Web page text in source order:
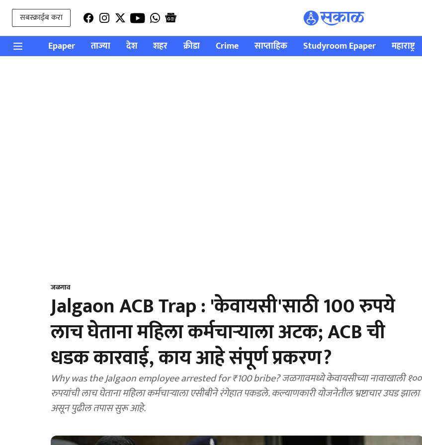
सबस्क्राईब करा
Epaper ताज्या देश शहर क्रीडा Crime साप्ताहिक Studyroom Epaper महाराष्ट्र
जळगाव
Jalgaon ACB Trap : 'केवायसी'साठी 100 रुपये
लाच घेताना महिला कर्मचाऱ्याला अटक; ACB ची
धडक कारवाई, काय आहे संपूर्ण प्रकरण?
Why was the Jalgaon employee arrested for ₹100 bribe? जळगावमध्ये केवायसीच्या नावाखाली १००
रुपयांची लाच घेताना महिला कर्मचाऱ्याला एसीबीने रंगेहात पकडले. कल्याणकारी योजनेतील भ्रष्टाचार उघड झाला
असून पुढील तपास सुरू आहे.